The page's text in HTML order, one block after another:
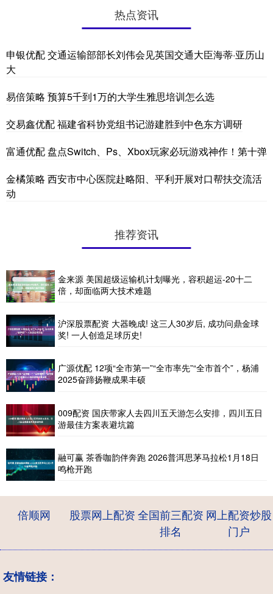
热点资讯
申银优配 交通运输部部长刘伟会见英国交通大臣海蒂·亚历山
大
易倍策略 预算5千到1万的大学生雅思培训怎么选
交易鑫优配 福建省科协党组书记游建胜到中色东方调研
富通优配 盘点Switch、Ps、Xbox玩家必玩游戏神作！第十弹
金橘策略 西安市中心医院赴略阳、平利开展对口帮扶交流活
动
推荐资讯
金来源 美国超级运输机计划曝光，容积超运-20十二
倍，却面临两大技术难题
沪深股票配资 大器晚成! 这三人30岁后, 成功问鼎金球
奖! 一人创造足球历史!
广源优配 12项“全市第一”“全市率先”“全市首个”，杨浦
2025奋蹄扬鞭成果丰硕
009配资 国庆带家人去四川五天游怎么安排，四川五日
游最佳方案表避坑篇
融可赢 茶香咖韵伴奔跑 2026普洱思茅马拉松1月18日
鸣枪开跑
倍顺网 股票网上配资全国前三配资
排名
网上配资炒股
门户
友情链接：